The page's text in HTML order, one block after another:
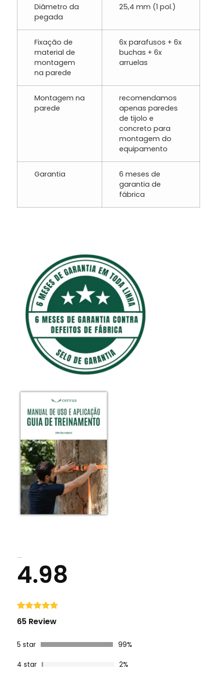
Diâmetro da
pegada
25,4 mm (1 pol.)
Fixação de
material de
montagem
na parede
6x parafusos + 6x
buchas + 6x
arruelas
Montagem na
parede
recomendamos
apenas paredes
de tijolo e
concreto para
montagem do
equipamento
Garantia
6 meses de
garantia de
fábrica
4.98
Avaliado
como4.98
em
de clientes
65 Review
5 star 99%
4 star 2%